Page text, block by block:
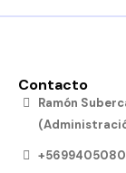
Contacto
Ramón